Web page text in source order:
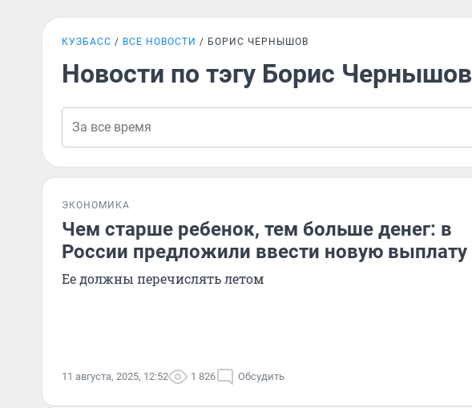
КУЗБАСС ВСЕ НОВОСТИ БОРИС ЧЕРНЫШОВ
Новости по тэгу Борис Чернышов
ЭКОНОМИКА
Чем старше ребенок, тем больше денег: в
России предложили ввести новую выплату
Ее должны перечислять летом
11 августа, 2025, 12:52 1 826 Обсудить